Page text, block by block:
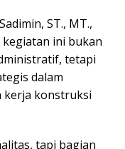
ST., MT.,
ini bukan
tetapi
dalam
kerja konstruksi
tapi bagian